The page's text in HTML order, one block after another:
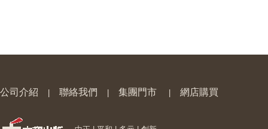
公司介紹 聯絡我們 集團門市 網店購買